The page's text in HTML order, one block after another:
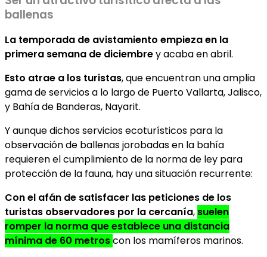
ballenas
La temporada de avistamiento empieza en la
primera semana de diciembrey acaba en abril.
Esto atrae a los turistas, que encuentran una amplia
gama de servicios a lo largo de Puerto Vallarta, Jalisco,
y Bahía de Banderas, Nayarit.
Y aunque dichos servicios ecoturísticos para la
observación de ballenas jorobadas en la bahía
requieren el cumplimiento de la norma de ley para
protección de la fauna, hay una situación recurrente:
Con el afán de satisfacer las peticiones de los
turistas observadores por la cercanía, suelen
romper la norma que establece una distancia
mínima de 60 metroscon los mamíferos marinos.